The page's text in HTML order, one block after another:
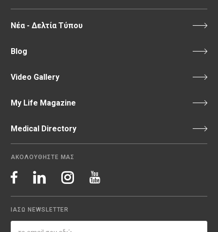
Νέα - Δελτία Τύπου
Blog
Video Gallery
My Life Magazine
Medical Directory
ΑΚΟΛΟΥΘΗΣΤΕ ΜΑΣ
ΙΑΣΩ NEWSLETTER